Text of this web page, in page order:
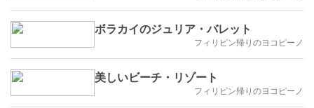
ボラカイのジュリア・バレット
フィリピン帰りのヨコピーノ
美しいビーチ・リゾート
フィリピン帰りのヨコピーノ